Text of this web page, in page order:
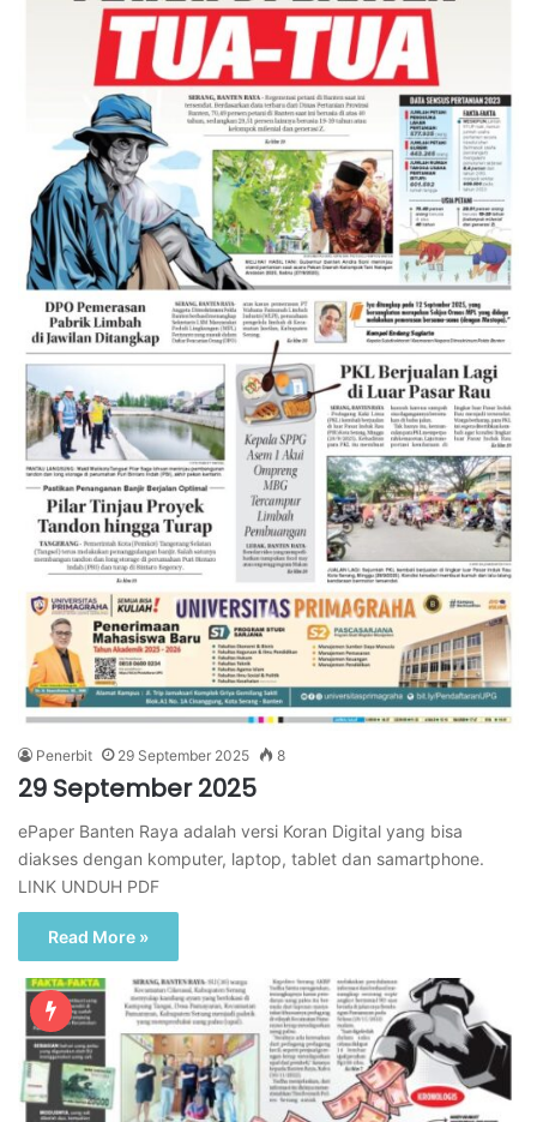
Penerbit 29 September 2025 8
29 September 2025
ePaper Banten Raya adalah versi Koran Digital yang bisa
diakses dengan komputer, laptop, tablet dan samartphone.
LINK UNDUH PDF
Read More »